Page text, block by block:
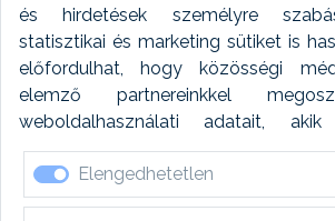
és hirdetések személyre
statisztikai és marketing sütiket is
előfordulhat, hogy közösségi
elemző partnereinkkel
weboldalhasználati adatait,
forrásokból gyűjtött adatokkal
elfogadásával kapcsolatosan
ezen adatokat 6 hónap után
Elengedhetetlen
Autómosó modul
Feladatütemezés